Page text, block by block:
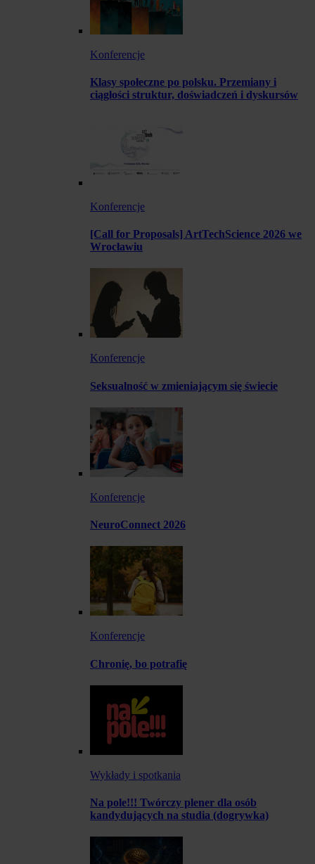
Konferencje
Klasy społeczne po polsku. Przemiany i
ciągłości struktur, doświadczeń i dyskursów
Konferencje
[Call for Proposals] ArtTechScience 2026 we
Wrocławiu
Konferencje
Seksualność w zmieniającym się świecie
Konferencje
NeuroConnect 2026
Konferencje
Chronię, bo potrafię
Wykłady i spotkania
Na pole!!! Twórczy plener dla osób
kandydujących na studia (dogrywka)